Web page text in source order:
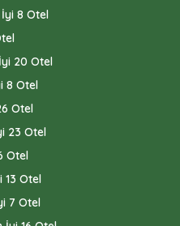
8 Otel
20 Otel
8 Otel
Otel
23 Otel
Otel
Otel
7 Otel